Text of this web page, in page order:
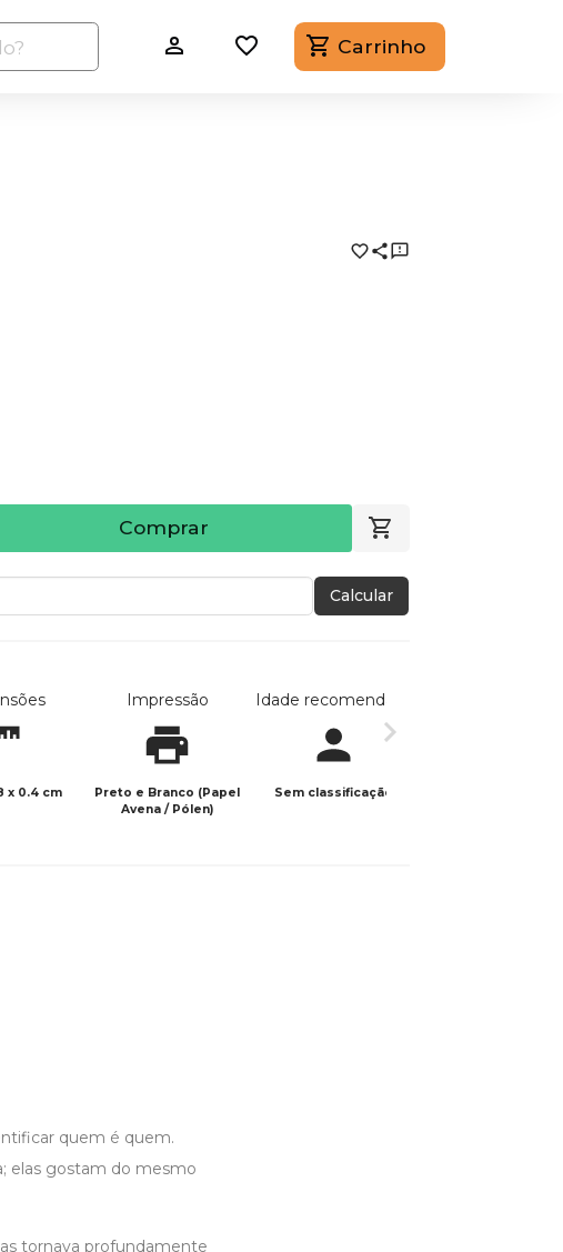
Carrinho
Comprar
Calcular
x 0.4 cm
Impressão
Preto e Branco (Papel
Avena / Pólen)
Idade recomendada
Sem classificação
quem é quem.
elas gostam do mesmo
tornava profundamente